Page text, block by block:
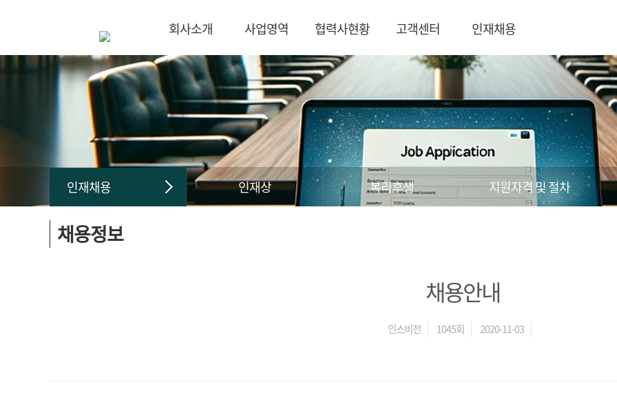
회사소개 사업영역 협력사현황 고객센터 인재채용
인재채용 인재상 복리후생 지원자격 및 절차
채용정보
채용안내
인스비전 1045회 2020-11-03